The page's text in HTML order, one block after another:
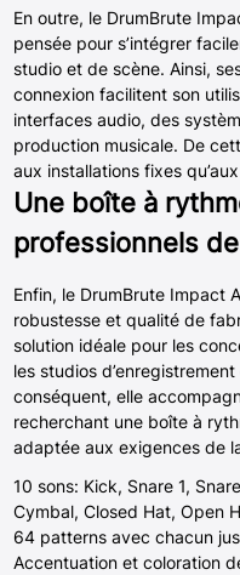
En outre, le DrumBrute
pensée pour s’intégrer
studio et de scène. Ainsi,
connexion facilitent son
interfaces audio, des
production musicale. De
aux installations fixes
Une boîte à
professionnels
Enfin, le DrumBrute Impact
robustesse et qualité de
solution idéale pour les
les studios
conséquent, elle
recherchant une boîte à
adaptée aux exigences de
10 sons: Kick, Snare 1,
Cymbal, Closed Hat, Open
64 patterns avec chacun
Accentuation et coloration